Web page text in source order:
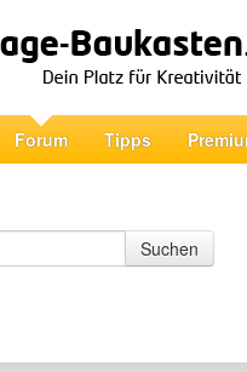
Forum Tipps
Suchen